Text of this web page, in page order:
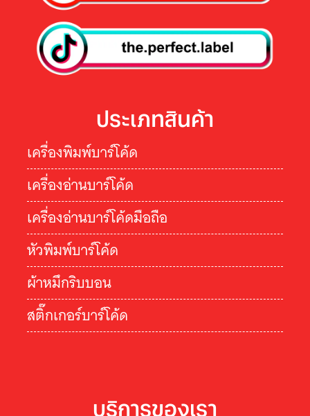
ประเภทสินค้า
เครื่องพิมพ์บาร์โค้ด
เครื่องอ่านบาร์โค้ด
เครื่องอ่านบาร์โค้ดมือถือ
หัวพิมพ์บาร์โค้ด
ผ้าหมึกริบบอน
สติ๊กเกอร์บาร์โค้ด
บริการของเรา